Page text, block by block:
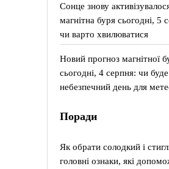
Сонце знову
магнітна буря сьогодні, 5
чи варто хвилюватися
Новий прогноз магнітної
сьогодні, 4 серпня: чи буде
небезпечний день для
Поради
Як обрати солодкий і
головні ознаки, які